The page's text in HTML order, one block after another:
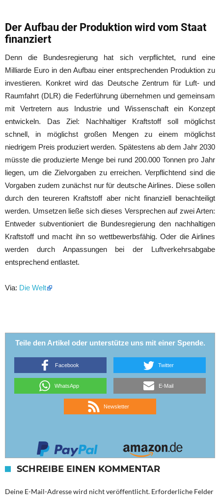
Der Aufbau der Produktion wird vom Staat
finanziert
Denn die Bundesregierung hat sich verpflichtet, rund eine
Milliarde Euro in den Aufbau einer entsprechenden Produktion zu
investieren. Konkret wird das Deutsche Zentrum für Luft- und
Raumfahrt (DLR) die Federführung übernehmen und gemeinsam
mit Vertretern aus Industrie und Wissenschaft ein Konzept
entwickeln. Das Ziel: Nachhaltiger Kraftstoff soll möglichst
schnell, in möglichst großen Mengen zu einem möglichst
niedrigem Preis produziert werden. Spätestens ab dem Jahr 2030
müsste die produzierte Menge bei rund 200.000 Tonnen pro Jahr
liegen, um die Zielvorgaben zu erreichen. Verpflichtend sind die
Vorgaben zudem zunächst nur für deutsche Airlines. Diese sollen
durch den teureren Kraftstoff aber nicht finanziell benachteiligt
werden. Umsetzen ließe sich dieses Versprechen auf zwei Arten:
Entweder subventioniert die Bundesregierung den nachhaltigen
Kraftstoff und macht ihn so wettbewerbsfähig. Oder die Airlines
werden durch Anpassungen bei der Luftverkehrsabgabe
entsprechend entlastet.
Via: Die Welt
Teile den Artikel oder unterstütze uns mit einer Spende.
Facebook Twitter
WhatsApp E-Mail
Newsletter
SCHREIBE EINEN KOMMENTAR
Deine E-Mail-Adresse wird nicht veröffentlicht. Erforderliche Felder